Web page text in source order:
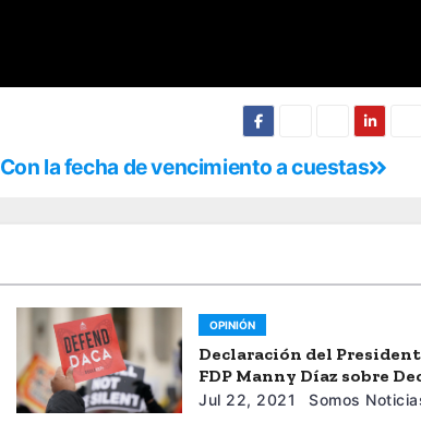
Con la fecha de vencimiento a cuestas
OPINIÓN
Declaración del
FDP Manny Díaz sobre
de Juez Federal Que
Jul 22, 2021 Somos